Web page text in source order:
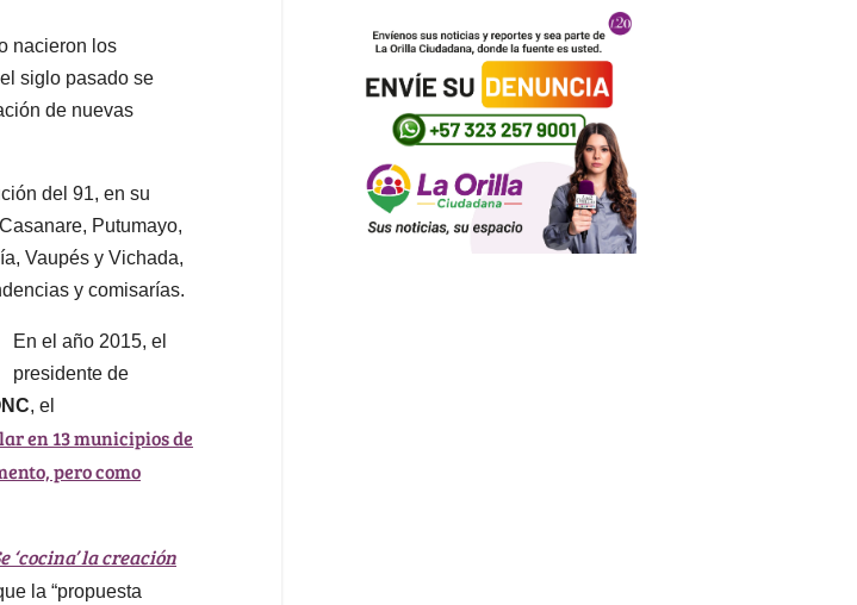
nacieron los
siglo pasado se
de nuevas
del 91, en su
Putumayo,
Vaupés y Vichada,
y comisarías.
En el año 2015, el
presidente de
, el
en 13 municipios de
pero como
‘cocina’ la creación
la “propuesta